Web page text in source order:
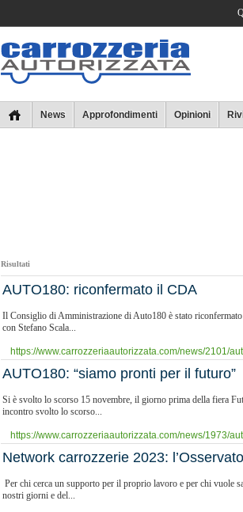
News Approfondimenti Opinioni
Risultati
AUTO180: riconfermato il CDA
Il Consiglio di Amministrazione di Auto180 è stato riconfermato
con Stefano Scala...
https://www.carrozzeriaautorizzata.com/news/2101/
AUTO180: “siamo pronti per il futuro”
Si è svolto lo scorso 15 novembre, il giorno prima della fiera
incontro svolto lo scorso...
https://www.carrozzeriaautorizzata.com/news/1973/
Network carrozzerie 2023:
Per chi cerca un supporto per il proprio lavoro e per chi vuole
nostri giorni e del...